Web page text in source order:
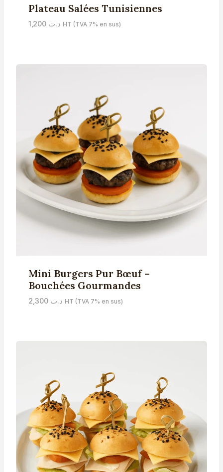
Plateau Salées Tunisiennes
د.ت 1,200 HT (TVA 7% en sus)
Mini Burgers Pur Bœuf –
Bouchées Gourmandes
د.ت 2,300 HT (TVA 7% en sus)